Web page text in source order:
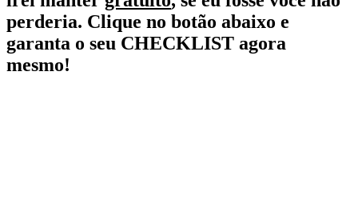
perderia. Clique no botão abaixo e
garanta o seu CHECKLIST agora
mesmo!